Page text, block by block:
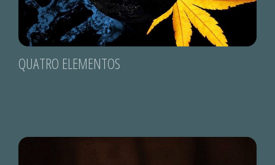
QUATRO ELEMENTOS